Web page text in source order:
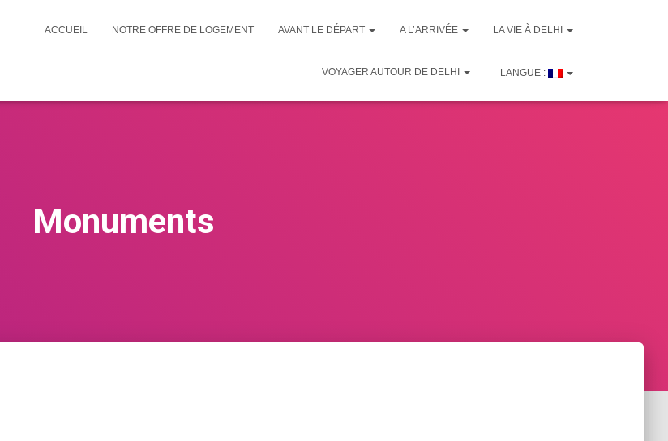
ACCUEIL NOTRE OFFRE DE LOGEMENT AVANT LE DÉPART A L’ARRIVÉE LA VIE À DELHI
VOYAGER AUTOUR DE DELHI LANGUE :
Monuments